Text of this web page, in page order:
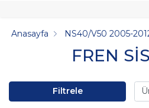
FREN
Anasayfa NS40/V50 2005-
Filtrele